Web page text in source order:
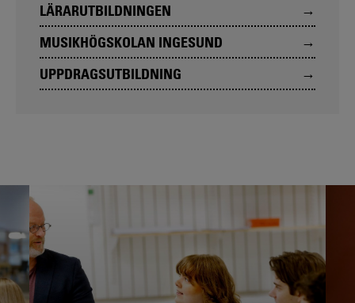
LÄRARUTBILDNINGEN
MUSIKHÖGSKOLAN INGESUND
UPPDRAGSUTBILDNING